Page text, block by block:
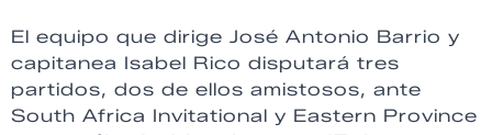
El equipo que dirige José Antonio Barrio y
capitanea Isabel Rico disputará tres
partidos, dos de ellos amistosos, ante
South Africa Invitational y Eastern Province